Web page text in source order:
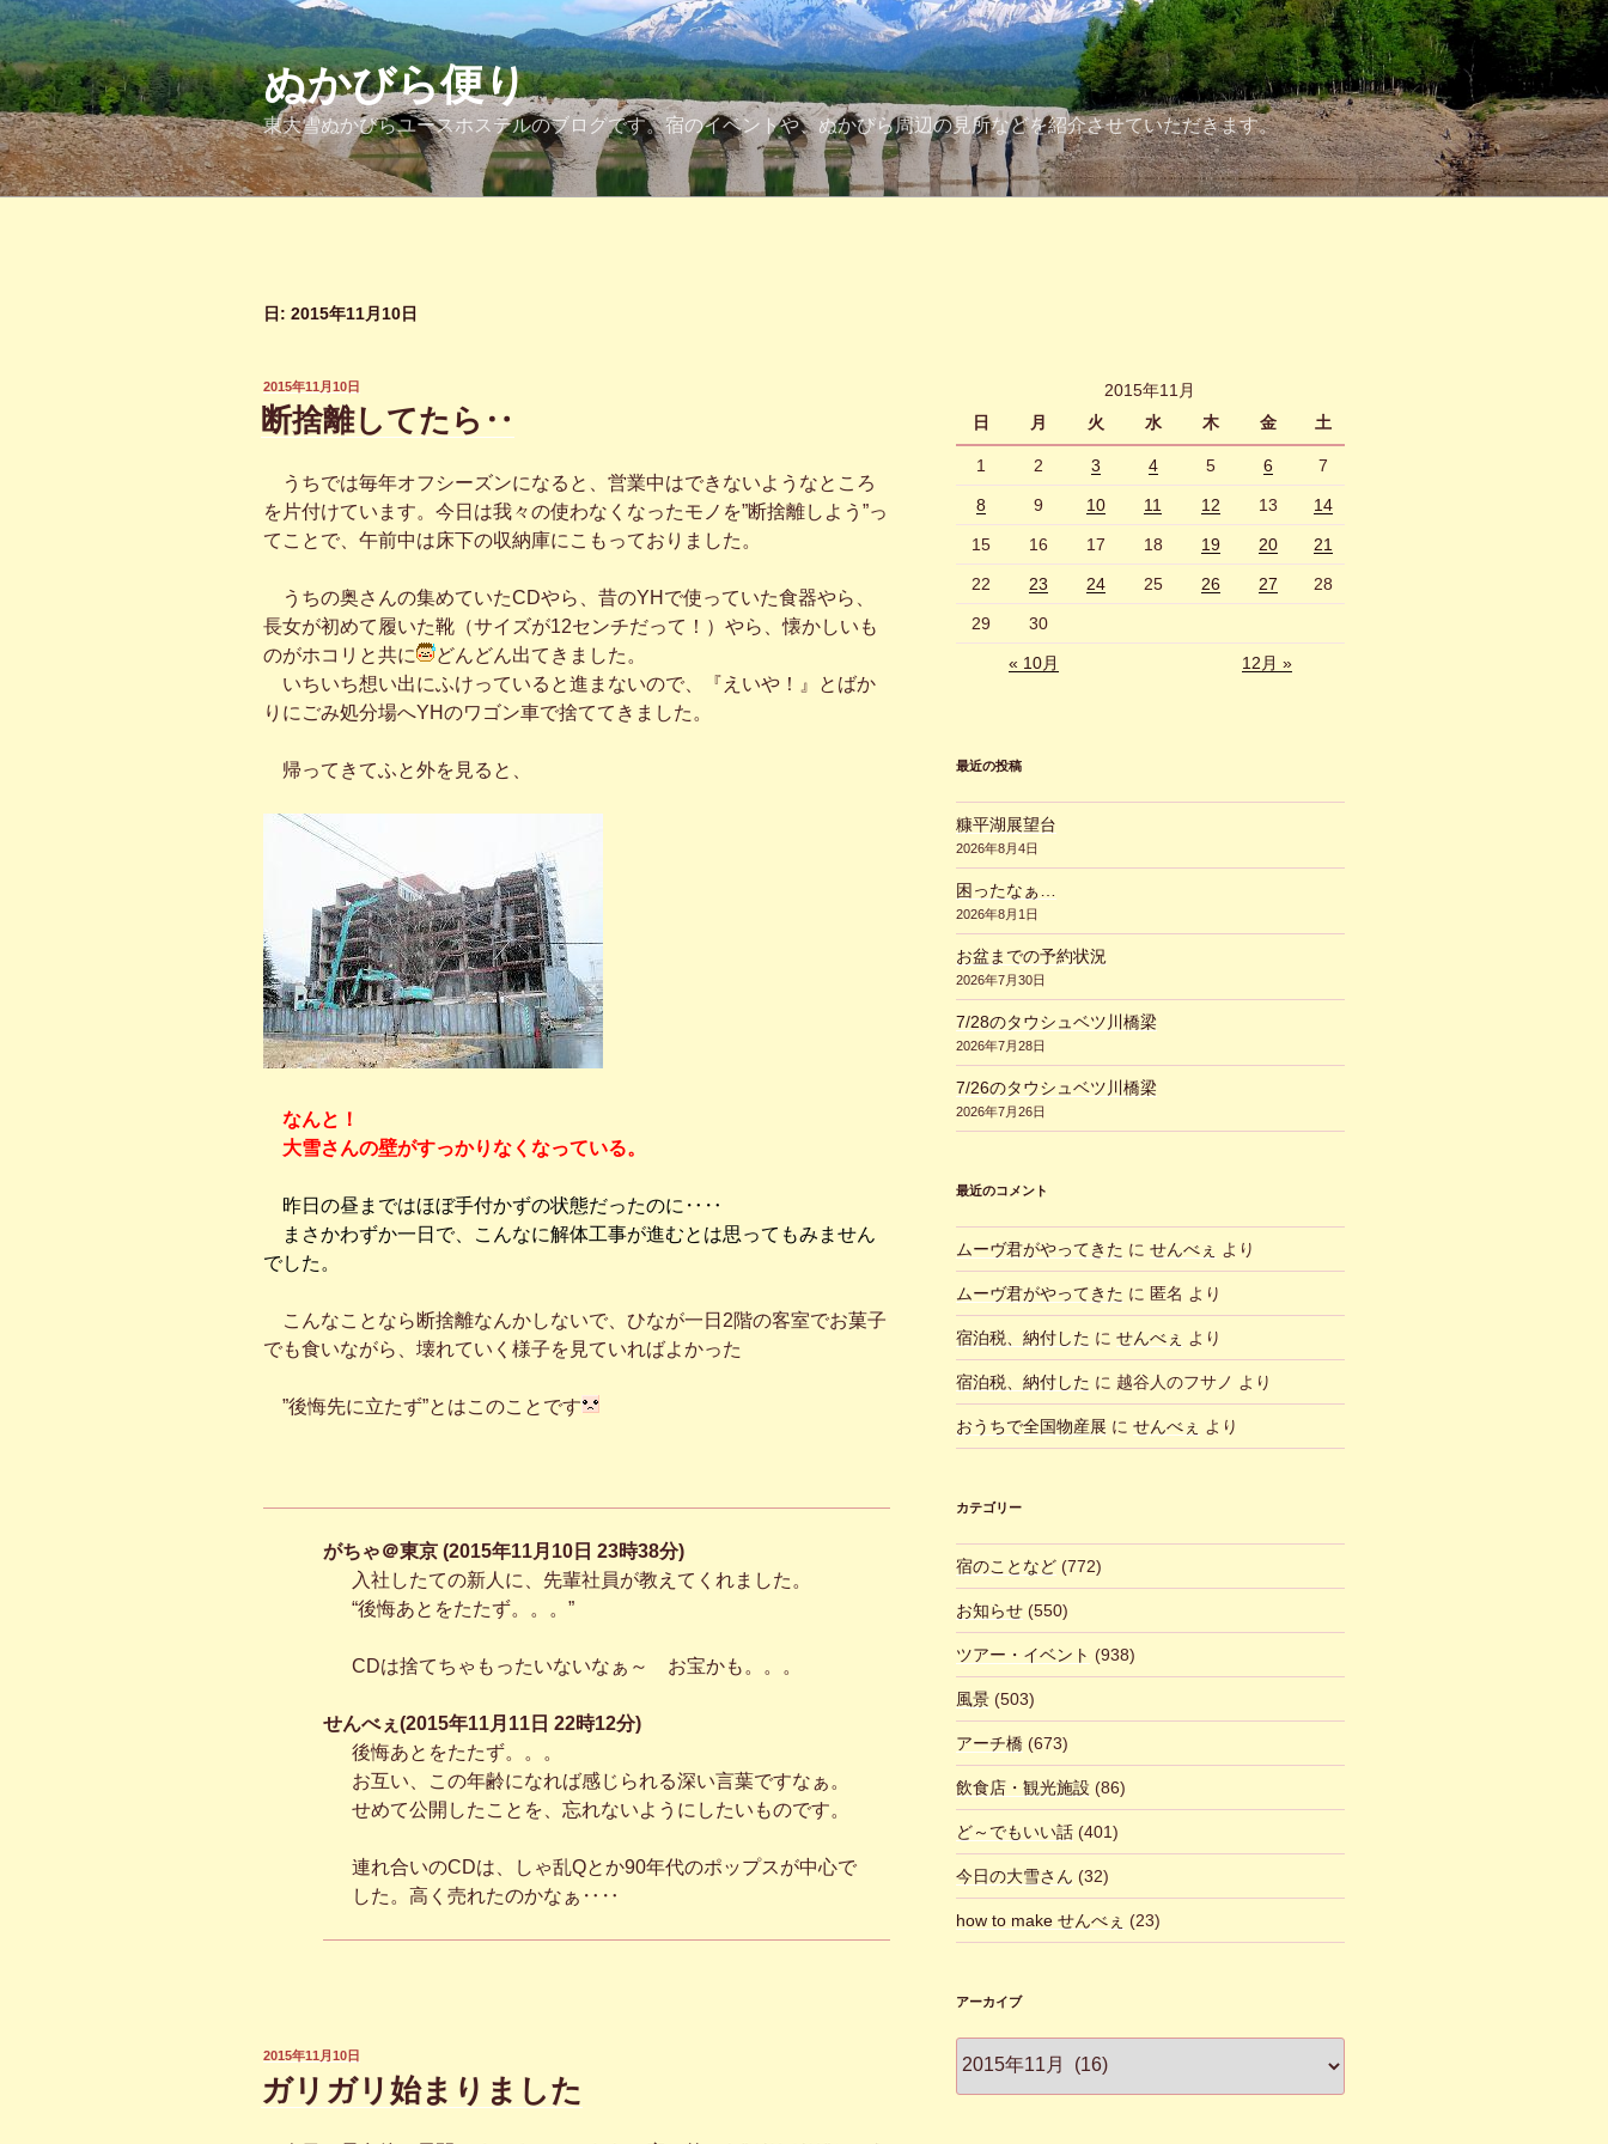
コ
ン
テ
ン
ツ
へ
ス
ぬかびら便り
東大雪ぬかびらユースホステルのブログです。宿のイベントや、ぬかびら周辺の見所などを紹介させていただきます。
日: 2015年11月10日
投
稿
日:
2015年11月10日
断捨離してたら‥
うちでは毎年オフシーズンになると、営業中はできないようなところ
を片付けています。今日は我々の使わなくなったモノを”断捨離しよう”っ
てことで、午前中は床下の収納庫にこもっておりました。
うちの奥さんの集めていたCDやら、昔のYHで使っていた食器やら、
長女が初めて履いた靴（サイズが12センチだって！）やら、懐かしいも
のがホコリと共に
どんどん出てきました。
いちいち想い出にふけっていると進まないので、『えいや！』とばか
りにごみ処分場へYHのワゴン車で捨ててきました。
帰ってきてふと外を見ると、
なんと！
大雪さんの壁がすっかりなくなっている。
昨日の昼まではほぼ手付かずの状態だったのに‥‥
まさかわずか一日で、こんなに解体工事が進むとは思ってもみません
でした。
こんなことなら断捨離なんかしないで、ひなが一日2階の客室でお菓子
でも食いながら、壊れていく様子を見ていればよかった
”後悔先に立たず”とはこのことです
がちゃ＠東京 (2015年11月10日 23時38分)
入社したての新人に、先輩社員が教えてくれました。
“後悔あとをたたず。。。”
CDは捨てちゃもったいないなぁ～ お宝かも。。。
せんべぇ(2015年11月11日 22時12分)
後悔あとをたたず。。。
お互い、この年齢になれば感じられる深い言葉ですなぁ。
せめて公開したことを、忘れないようにしたいものです。
連れ合いのCDは、しゃ乱Qとか90年代のポップスが中心で
した。高く売れたのかなぁ‥‥
投
日:
2015年11月10日
ガリガリ始まりました
2015年11月
日
月 火 水 木 金 土
1 2 3 4 5 6 7
8 9 10 11 12 13 14
15 16 17 18 19 20 21
22 23 24 25 26 27 28
29 30
« 10月 12月 »
最近の投稿
糠平湖展望台
2026年8月4日
困ったなぁ…
2026年8月1日
お盆までの予約状況
2026年7月30日
7/28のタウシュベツ川橋梁
2026年7月28日
7/26のタウシュベツ川橋梁
2026年7月26日
最近のコメント
ムーヴ君がやってきた に せんべぇ より
ムーヴ君がやってきた に 匿名 より
宿泊税、納付した に せんべぇ より
宿泊税、納付した に 越谷人のフサノ より
おうちで全国物産展 に せんべぇ より
カテゴリー
宿のことなど(772)
お知らせ(550)
ツアー・イベント (938)
風景(503)
アーチ橋(673)
飲食店・観光施設 (86)
ど～でもいい話(401)
今日の大雪さん (32)
how to make せんべぇ (23)
アーカイブ
ー
カ